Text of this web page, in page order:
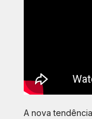
A nova